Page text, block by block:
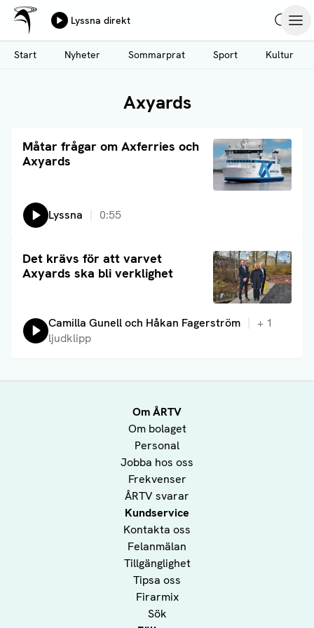
Hoppa
till
huvudinnehåll
Ålands Radio & TV
Lyssna direkt
Start
Nyheter Sommarprat Sport Kultur
Axyards
Måtar frågar om Axferries och
Axyards
Läs artikel
Lyssna 0:55
Det krävs för att varvet
Axyards ska bli verklighet
Läs artikel
Lyssna på:
Camilla Gunell och Håkan Fagerström + 1
ljudklipp
Om ÅRTV
Om bolaget
Personal
Jobba hos oss
Frekvenser
ÅRTV svarar
Kundservice
Kontakta oss
Felanmälan
Tillgänglighet
Tipsa oss
Firarmix
Sök